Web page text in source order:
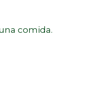
comida.